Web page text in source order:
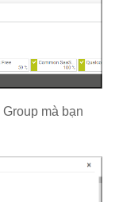
Group mà bạn